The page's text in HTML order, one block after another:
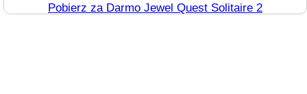
Pobierz za Darmo Jewel Quest Solitaire 2